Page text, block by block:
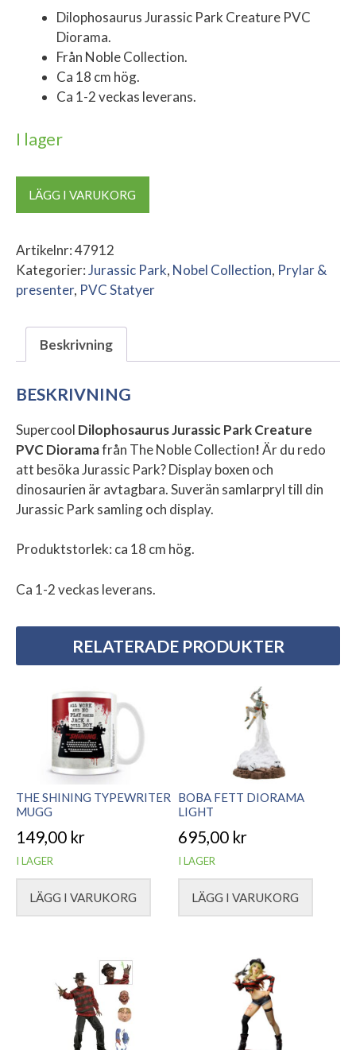
Dilophosaurus Jurassic Park Creature PVC
Diorama.
Från Noble Collection.
Ca 18 cm hög.
Ca 1-2 veckas leverans.
I lager
Dilophosaurus
Creature
PVC
Diorama
LÄGG I VARUKORG
Artikelnr:47912
Kategorier:Jurassic Park, Nobel Collection, Prylar &
presenter, PVC Statyer
Beskrivning
BESKRIVNING
Supercool Dilophosaurus Jurassic Park Creature
PVC Dioramafrån The Noble Collection!Är du redo
att besöka Jurassic Park? Display boxen och
dinosaurien är avtagbara. Suverän samlarpryl till din
Jurassic Park samling och display.
Produktstorlek: ca 18 cm hög.
Ca 1-2 veckas leverans.
RELATERADE PRODUKTER
THE SHINING TYPEWRITER
MUGG
149,00 kr
I LAGER
LÄGG I VARUKORG
BOBA FETT DIORAMA
LIGHT
695,00 kr
I LAGER
LÄGG I VARUKORG